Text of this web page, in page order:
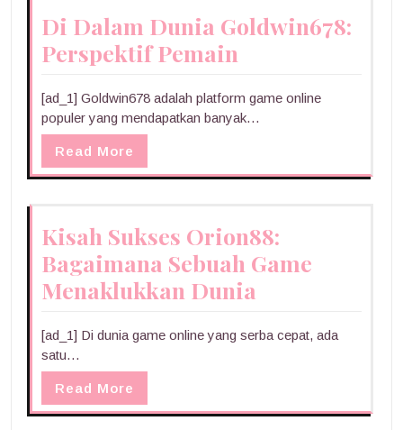
Di Dalam Dunia Goldwin678:
Perspektif Pemain
[ad_1] Goldwin678 adalah platform game online
populer yang mendapatkan banyak…
Read More
Kisah Sukses Orion88:
Bagaimana Sebuah Game
Menaklukkan Dunia
[ad_1] Di dunia game online yang serba cepat, ada
satu…
Read More